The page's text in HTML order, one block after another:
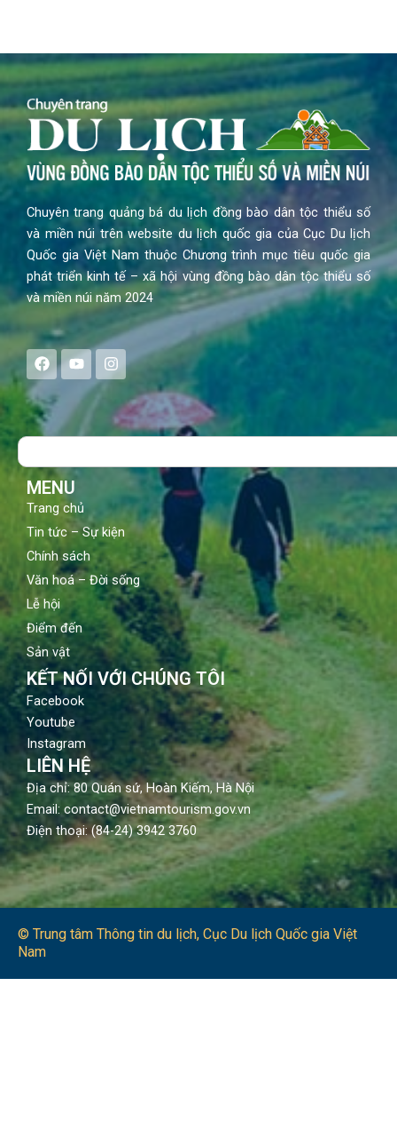
Chuyên trang quảng bá du lịch đồng bào dân tộc thiểu số
và miền núi trên website du lịch quốc gia của Cục Du lịch
Quốc gia Việt Nam thuộc Chương trình mục tiêu quốc gia
phát triển kinh tế – xã hội vùng đồng bào dân tộc thiểu số
và miền núi năm 2024
F
a
c
e
b
o
Y
o
u
t
u
b
I
n
s
a
g
Search
MENU
Trang chủ
Tin tức – Sự kiện
Chính sách
Văn hoá – Đời sống
Lễ hội
Điểm đến
Sản vật
KẾT NỐI VỚI CHÚNG TÔI
Facebook
Youtube
Instagram
LIÊN HỆ
Địa chỉ: 80 Quán sứ, Hoàn Kiếm, Hà Nội
Email: contact@vietnamtourism.gov.vn
Điện thoại: (84-24) 3942 3760
© Trung tâm Thông tin du lịch​, Cục Du lịch Quốc gia Việt
Nam